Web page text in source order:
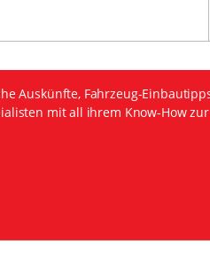
Auskünfte, Fahrzeug-
mit all ihrem Know-How